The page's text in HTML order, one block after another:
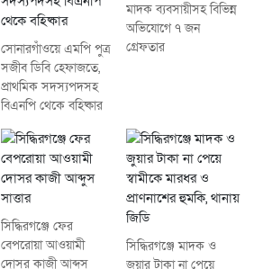
সোনারগাঁওয়ে এমপি পুত্র
সজীব ডিবি হেফাজতে,
প্রাথমিক সদস্যপদসহ
বিএনপি থেকে বহিষ্কার
মাদক ব্যবসায়ীসহ বিভিন্ন
অভিযোগে ৭ জন
গ্রেফতার
সিদ্ধিরগঞ্জে ফের
বেপরোয়া আওয়ামী
দোসর কাজী আব্দুস
সিদ্ধিরগঞ্জে মাদক ও
জুয়ার টাকা না পেয়ে